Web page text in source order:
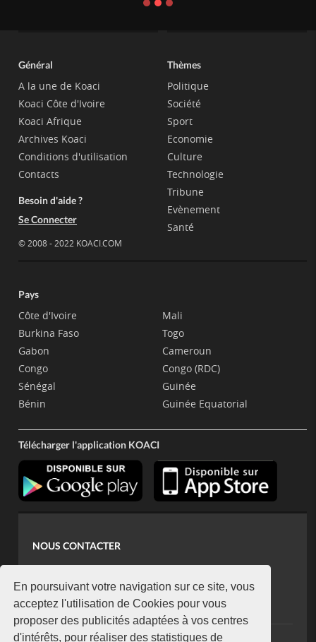
En poursuivant votre navigation sur ce site, vous
acceptez l'utilisation de Cookies pour vous
proposer des publicités adaptées à vos centres
d'intérêts, pour réaliser des statistiques de
Général
A la une de Koaci
Koaci Côte d'Ivoire
Koaci Afrique
Archives Koaci
Conditions d'utilisation
Contacts
Besoin d'aide ?
Se Connecter
© 2008 - 2022 KOACI.COM
Thèmes
Politique
Société
Sport
Economie
Culture
Technologie
Tribune
Evènement
Santé
Pays
Côte d'Ivoire
Burkina Faso
Gabon
Congo
Sénégal
Bénin
Mali
Togo
Cameroun
Congo (RDC)
Guinée
Guinée Equatorial
Télécharger l'application KOACI
NOUS CONTACTER
koaci@yahoo.fr
+225 07 08 85 52 93